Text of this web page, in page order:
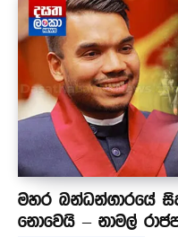
මහර බන්ධන්ගාරයේ
නොවෙයි – නාමල්